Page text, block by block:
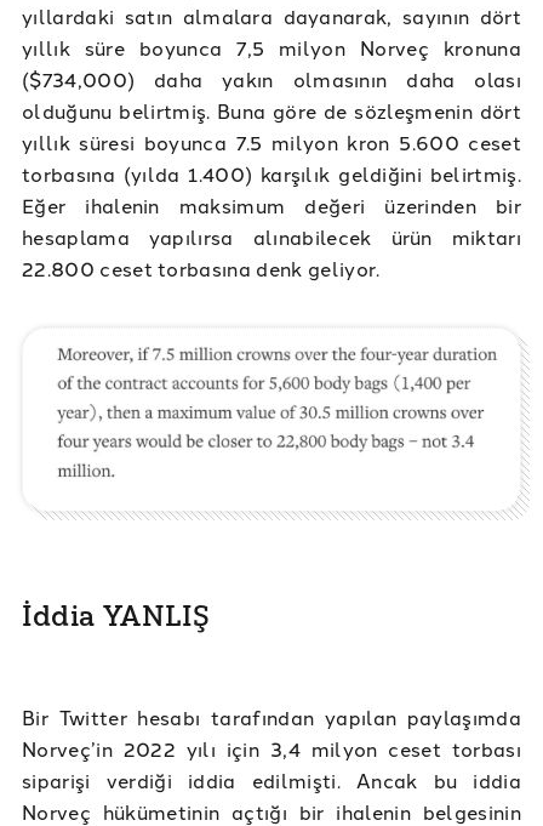
yıllardaki satın almalara dayanarak, sayının dört
yıllık süre boyunca 7,5 milyon Norveç kronuna
($734,000) daha yakın olmasının daha olası
olduğunu belirtmiş. Buna göre de sözleşmenin dört
yıllık süresi boyunca 7.5 milyon kron 5.600 ceset
torbasına (yılda 1.400) karşılık geldiğini belirtmiş.
Eğer ihalenin maksimum değeri üzerinden bir
hesaplama yapılırsa alınabilecek ürün miktarı
22.800 ceset torbasına denk geliyor.
İddia YANLIŞ
Bir Twitter hesabı tarafından yapılan paylaşımda
Norveç’in 2022 yılı için 3,4 milyon ceset torbası
siparişi verdiği iddia edilmişti. Ancak bu iddia
Norveç hükümetinin açtığı bir ihalenin belgesinin